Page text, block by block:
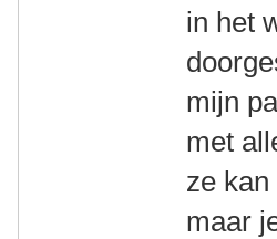
in het
mijn
met
ze
maar